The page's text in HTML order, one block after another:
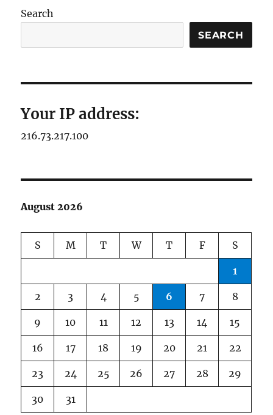
Search
SEARCH
Your IP address:
216.73.217.100
August 2026
S M T W T F S
1
2 3 4 5 6 7 8
9 10 11 12 13 14 15
16 17 18 19 20 21 22
23 24 25 26 27 28 29
30 31